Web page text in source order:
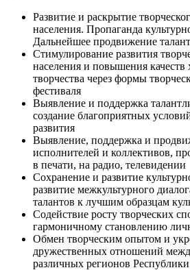
Развитие и раскрытие
населения. Пропаганда
Дальнейшее продвижение
Стимулирование развития
населения и повышения качеств
творчества через формы
фестиваля
Выявление и поддержка
создание благоприятных
развития
Выявление, поддержка и
исполнителей и коллективов,
в печати, на радио, телевидении
Сохранение и развитие
развитие межкультурного
талантов к лучшим образцам
Содействие росту творческих
гармоничному становлению
Обмен творческим опытом и
дружественных отношений
различных регионов